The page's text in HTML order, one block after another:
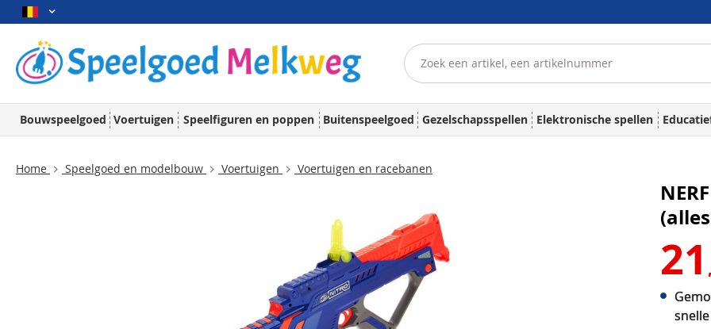
Bouwspeelgoed Voertuigen Speelfiguren en poppen Buitenspeelgoed Gezelschapsspellen Elektronische spellen
Home Speelgoed en modelbouw Voertuigen Voertuigen en racebanen
21